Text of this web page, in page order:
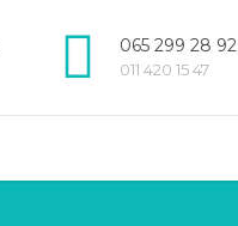
065 299 28 92
011 420 15 47